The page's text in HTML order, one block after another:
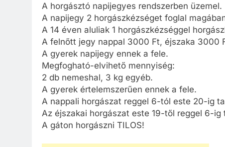
A horgásztó napijegyes rendszerben üzemel.
A napijegy 2 horgászkézséget foglal
A 14 éven aluliak 1 horgászkézséggel
A felnőtt jegy nappal 3000 Ft, éjszaka 3000
A gyerek napijegy ennek a fele.
Megfogható-elvihető mennyiség:
2 db nemeshal, 3 kg egyéb.
A gyerek értelemszerűen ennek a fele.
A nappali horgászat reggel 6-tól este 20-ig
Az éjszakai horgászat este 19-től reggel 6-ig
A gáton horgászni TILOS!